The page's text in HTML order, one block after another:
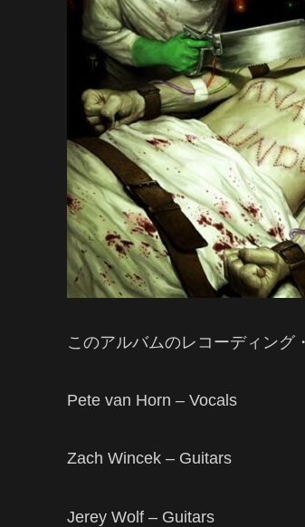
このアルバムのレコーディング
Pete van Horn – Vocals
Zach Wincek – Guitars
Jerey Wolf – Guitars